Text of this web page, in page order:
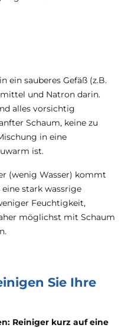
ein sauberes Gefäß (z.B.
und Natron darin.
alles vorsichtig
Schaum, keine zu
in eine
ist.
(wenig Wasser) kommt
stark wassrige
Feuchtigkeit,
möglichst mit Schaum
Sie Ihre
Reiniger kurz auf eine